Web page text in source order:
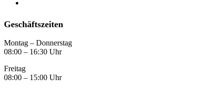
Geschäftszeiten
Montag – Donnerstag
08:00 – 16:30 Uhr
Freitag
08:00 – 15:00 Uhr